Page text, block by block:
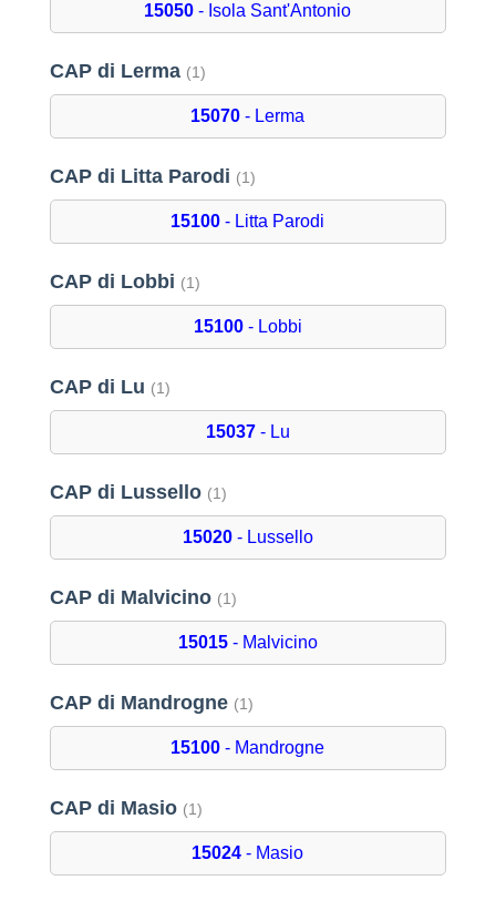
15050 - Isola Sant'Antonio
CAP di Lerma (1)
15070 - Lerma
CAP di Litta Parodi (1)
15100 - Litta Parodi
CAP di Lobbi (1)
15100- Lobbi
CAP di Lu (1)
15037- Lu
CAP di Lussello (1)
15020- Lussello
CAP di Malvicino (1)
15015- Malvicino
CAP di Mandrogne (1)
15100 - Mandrogne
CAP di Masio (1)
15024 - Masio